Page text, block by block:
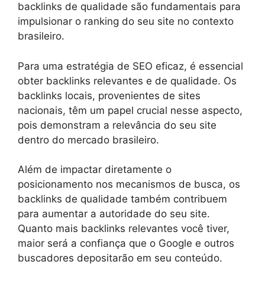
backlinks de qualidade são fundamentais para
impulsionar o ranking do seu site no contexto
brasileiro.
Para uma estratégia de SEO eficaz, é essencial
obter backlinks relevantes e de qualidade. Os
backlinks locais, provenientes de sites
nacionais, têm um papel crucial nesse aspecto,
pois demonstram a relevância do seu site
dentro do mercado brasileiro.
Além de impactar diretamente o
posicionamento nos mecanismos de busca, os
backlinks de qualidade também contribuem
para aumentar a autoridade do seu site.
Quanto mais backlinks relevantes você tiver,
maior será a confiança que o Google e outros
buscadores depositarão em seu conteúdo.